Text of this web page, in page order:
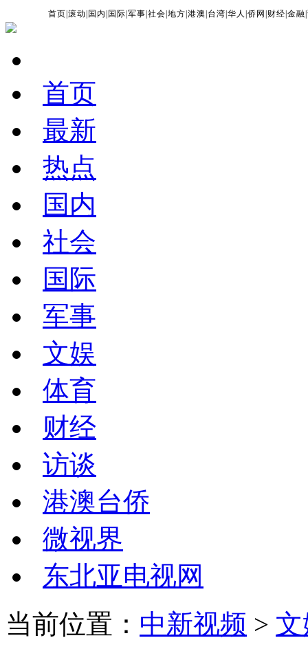
首页 |滚动 国内 国际 |军事 |社会 |地方 |港澳 台湾 |华人 |侨网 财经 |金融 |
首页
最新
热点
国内
社会
国际
军事
文娱
体育
财经
访谈
港澳台侨
微视界
东北亚电视网
当前位置： 中新视频 >